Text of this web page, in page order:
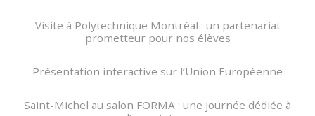
Visite à Polytechnique Montréal : un partenariat
prometteur pour nos élèves
Présentation interactive sur l’Union Européenne
Saint-Michel au salon FORMA : une journée dédiée à